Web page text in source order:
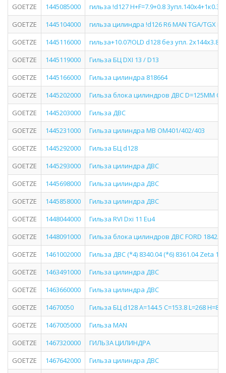
GOETZE
1445085000
гильза !d127 H+F=7.9+0.8
GOETZE
1445104000
гильза цилиндра !d126 R6 MAN TGA/TGX
GOETZE
1445116000
гильза+10.07!OLD d128 без упл.
GOETZE
1445119000
Гильза БЦ DXI 13 / D13
GOETZE
1445166000
Гильза цилиндра 818664
GOETZE
1445202000
Гильза блока цилиндров ДВС D=125MM
GOETZE
1445203000
Гильза ДВС
GOETZE
1445231000
Гильза цилиндра MB OM401/402/403
GOETZE
1445292000
Гильза БЦ d128
GOETZE
1445293000
Гильза цилиндра ДВС
GOETZE
1445698000
Гильза цилиндра ДВС
GOETZE
1445858000
Гильза цилиндра ДВС
GOETZE
1448044000
Гильза RVI Dxi 11 Eu4
GOETZE
1448091000
Гильза блока цилиндров ДВС FORD 1842/
GOETZE
1461002000
Гильза ДВС (*4) 8340.04 (*6) 8361.04 Zeta
GOETZE
1463491000
Гильза цилиндра ДВС
GOETZE
1463660000
Гильза цилиндра ДВС
GOETZE
14670050
Гильза БЦ d128 A=144.5 C=153.8 L=268
GOETZE
1467005000
Гильза MAN
GOETZE
1467320000
ГИЛЬЗА ЦИЛИНДРА
GOETZE
1467642000
Гильза цилиндра ДВС